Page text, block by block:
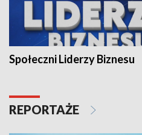
Społeczni Liderzy Biznesu
REPORTAŻE